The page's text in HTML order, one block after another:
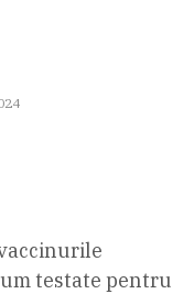
testate pentru